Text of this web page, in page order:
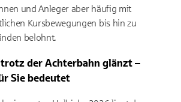
und Anleger aber häufig mit
Kursbewegungen bis hin zu
belohnt.
der Achterbahn glänzt –
Sie bedeutet